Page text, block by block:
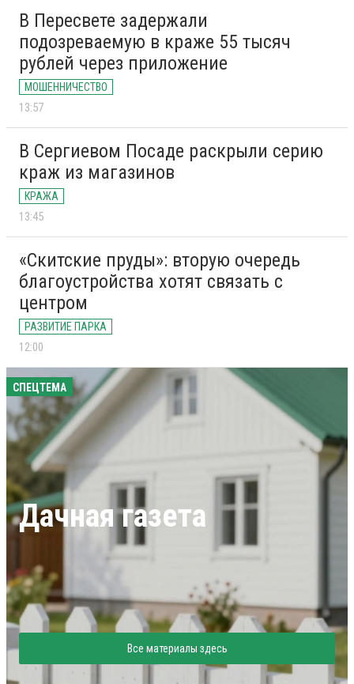
В Пересвете задержали
подозреваемую в краже 55 тысяч
рублей через приложение
МОШЕННИЧЕСТВО
13:57
В Сергиевом Посаде раскрыли серию
краж из магазинов
КРАЖА
13:45
«Скитские пруды»: вторую очередь
благоустройства хотят связать с
центром
РАЗВИТИЕ ПАРКА
12:00
СПЕЦТЕМА
Дачная газета
Все материалы здесь